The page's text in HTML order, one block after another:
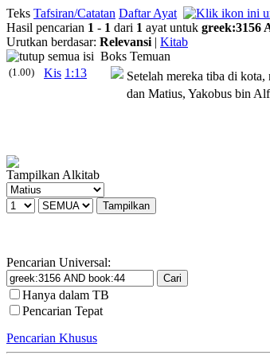
Teks Tafsiran/Catatan Daftar Ayat
Hasil pencarian 1 - 1 dari 1 ayat untuk greek:3156
Urutkan berdasar: Relevansi | Kitab
Boks Temuan
(1.00) Kis 1:13 Setelah mereka tiba di
dan Matius, Yakobus bin
Tampilkan Alkitab
Pencarian Universal:
Hanya dalam TB
Pencarian Tepat
Pencarian Khusus